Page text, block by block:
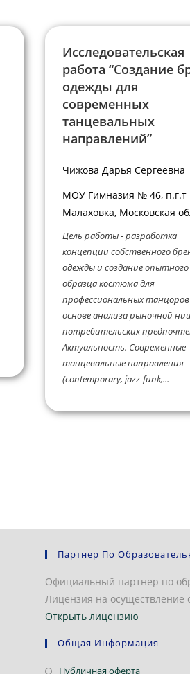
Исследовательская
работа “Создание
одежды для
современных
танцевальных
направлений”
Чижова Дарья Сергеевна
МОУ Гимназия № 46, п.г.т
Малаховка, Московская
Цель работы - разработка
концепции собственного
одежды и создание опытного
образца костюма для
профессиональных
основе анализа рыночной
потребительских
Актуальность. Современные
танцевальные направления
(contemporary, jazz-funk,...
Партнер По
Официальный партнер по
Лицензия на осуществление
Открыть лицензию
Общая Информация
Публичная офертаОткроется